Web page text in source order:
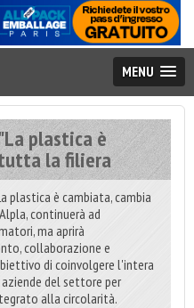
MENU
plastica è
la filiera
plastica è cambiata, cambia
continuerà ad
ma aprirà
collaborazione e
di coinvolgere l'intera
del settore per
alla circolarità.